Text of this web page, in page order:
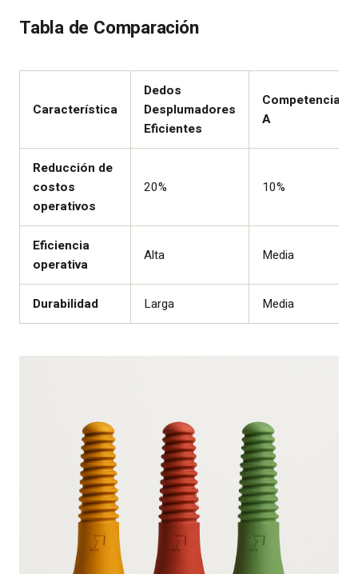
Tabla de Comparación
Característica
Dedos
Desplumadores
Eficientes
Competencia
A
Reducción de
costos
operativos
20% 10%
Eficiencia
operativa
Alta Media
Durabilidad Larga Media